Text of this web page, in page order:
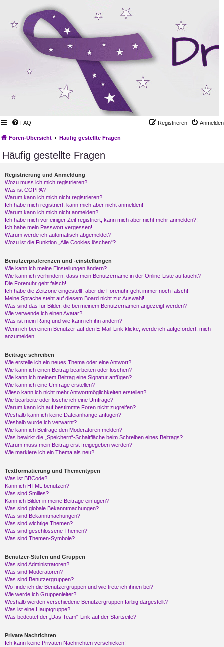
FAQ Anmelden
Registrieren
Foren-Übersicht Häufig gestellte Fragen
Häufig gestellte Fragen
Registrierung und Anmeldung
Wozu muss ich mich registrieren?
Was ist COPPA?
Warum kann ich mich nicht registrieren?
Ich habe mich registriert, kann mich aber nicht anmelden!
Warum kann ich mich nicht anmelden?
Ich habe mich vor einiger Zeit registriert, kann mich aber nicht mehr anmelden?!
Ich habe mein Passwort vergessen!
Warum werde ich automatisch abgemeldet?
Wozu ist die Funktion „Alle Cookies löschen“?
Benutzerpräferenzen und -einstellungen
Wie kann ich meine Einstellungen ändern?
Wie kann ich verhindern, dass mein Benutzername in der Online-Liste auftaucht?
Die Forenuhr geht falsch!
Ich habe die Zeitzone eingestellt, aber die Forenuhr geht immer noch falsch!
Meine Sprache steht auf diesem Board nicht zur Auswahl!
Was sind das für Bilder, die bei meinem Benutzernamen angezeigt werden?
Wie verwende ich einen Avatar?
Was ist mein Rang und wie kann ich ihn ändern?
Wenn ich bei einem Benutzer auf den E-Mail-Link klicke, werde ich aufgefordert, mich
anzumelden.
Beiträge schreiben
Wie erstelle ich ein neues Thema oder eine Antwort?
Wie kann ich einen Beitrag bearbeiten oder löschen?
Wie kann ich meinem Beitrag eine Signatur anfügen?
Wie kann ich eine Umfrage erstellen?
Wieso kann ich nicht mehr Antwortmöglichkeiten erstellen?
Wie bearbeite oder lösche ich eine Umfrage?
Warum kann ich auf bestimmte Foren nicht zugreifen?
Weshalb kann ich keine Dateianhänge anfügen?
Weshalb wurde ich verwarnt?
Wie kann ich Beiträge den Moderatoren melden?
Was bewirkt die „Speichern“-Schaltfläche beim Schreiben eines Beitrags?
Warum muss mein Beitrag erst freigegeben werden?
Wie markiere ich ein Thema als neu?
Textformatierung und Thementypen
Was ist BBCode?
Kann ich HTML benutzen?
Was sind Smilies?
Kann ich Bilder in meine Beiträge einfügen?
Was sind globale Bekanntmachungen?
Was sind Bekanntmachungen?
Was sind wichtige Themen?
Was sind geschlossene Themen?
Was sind Themen-Symbole?
Benutzer-Stufen und Gruppen
Was sind Administratoren?
Was sind Moderatoren?
Was sind Benutzergruppen?
Wo finde ich die Benutzergruppen und wie trete ich ihnen bei?
Wie werde ich Gruppenleiter?
Weshalb werden verschiedene Benutzergruppen farbig dargestellt?
Was ist eine Hauptgruppe?
Was bedeutet der „Das Team“-Link auf der Startseite?
Private Nachrichten
Ich kann keine Privaten Nachrichten verschicken!